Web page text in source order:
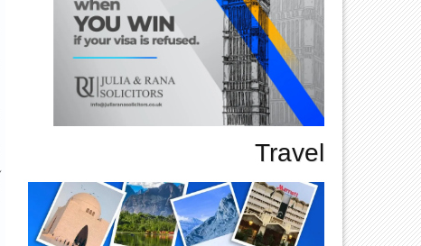
Travel